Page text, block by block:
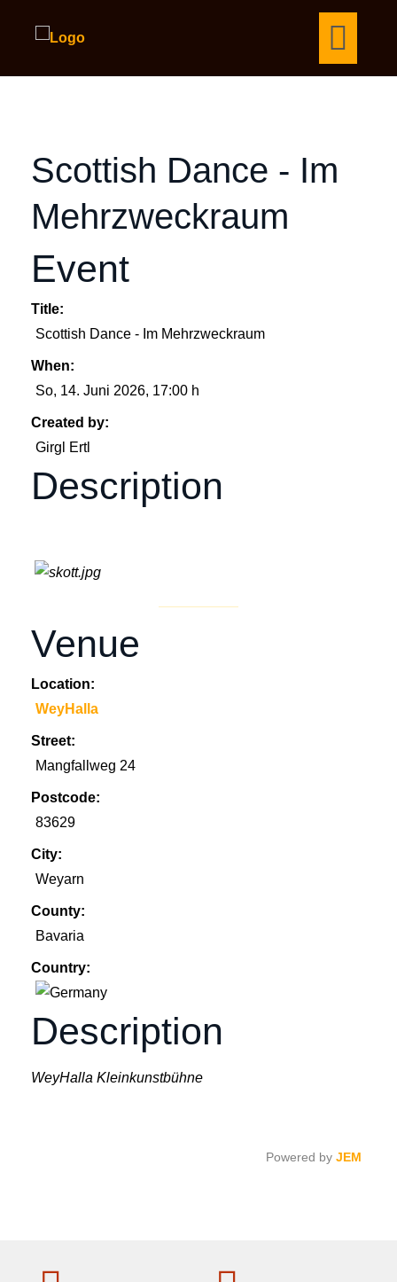
Scottish Dance - Im
Mehrzweckraum
Event
Title:
Scottish Dance - Im Mehrzweckraum
When:
So, 14. Juni 2026, 17:00 h
Created by:
Girgl Ertl
Description
Venue
Location:
WeyHalla
Street:
Mangfallweg 24
Postcode:
83629
City:
Weyarn
County:
Bavaria
Country:
Description
WeyHalla Kleinkunstbühne
Powered by JEM